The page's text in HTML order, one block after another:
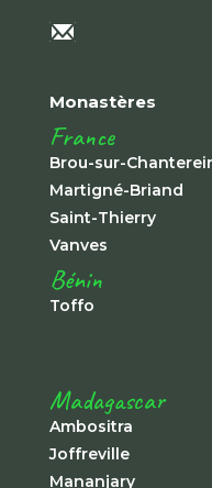
Monastères
France
Brou-sur-
Martigné-Briand
Saint-Thierry
Vanves
Bénin
Toffo
Madagascar
Ambositra
Joffreville
Mananjary